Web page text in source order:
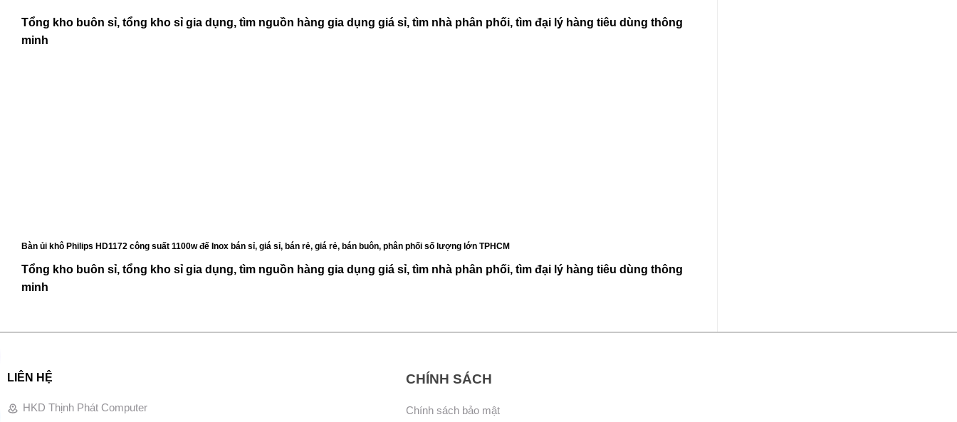
Tổng kho buôn sỉ, tổng kho sỉ gia dụng, tìm nguồn hàng gia dụng giá sỉ, tìm nhà phân phối, tìm đại lý hàng tiêu dùng thông
minh
Bàn ủi khô Philips HD1172 công suất 1100w đế Inox bán sỉ, giá sỉ, bán rẻ, giá rẻ, bán buôn, phân phối số lượng lớn TPHCM
Tổng kho buôn sỉ, tổng kho sỉ gia dụng, tìm nguồn hàng gia dụng giá sỉ, tìm nhà phân phối, tìm đại lý hàng tiêu dùng thông
minh
LIÊN HỆ
HKD Thịnh Phát Computer
CHÍNH SÁCH
Chính sách bảo mật